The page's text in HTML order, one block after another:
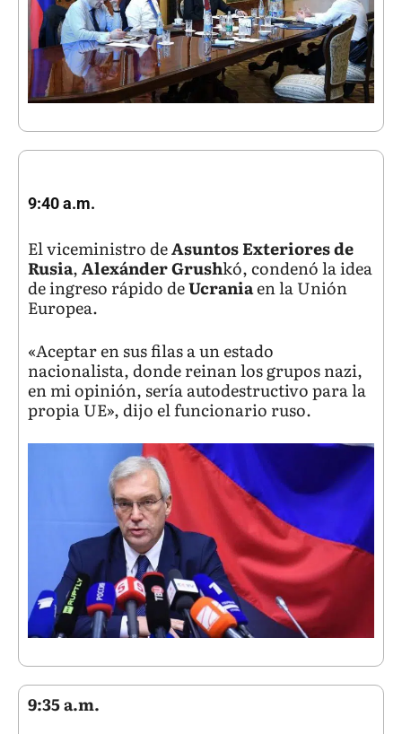
9:40 a.m.
El viceministro deAsuntos Exteriores de
Rusia,Alexánder Grushkó, condenó la idea
de ingreso rápido deUcraniaen la Unión
Europea.
«Aceptar en sus filas a un estado
nacionalista, donde reinan los grupos nazi,
en mi opinión, sería autodestructivo para la
propia UE», dijo el funcionario ruso.
9:35 a.m.